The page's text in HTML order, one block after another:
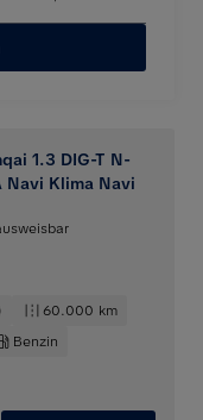
1.3 DIG-T N-
Navi Klima Navi
60.000 km
Benzin